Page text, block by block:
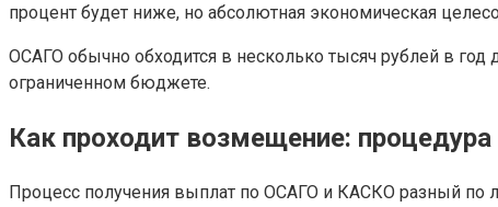
процент будет ниже, но абсолютная экономическая
ОСАГО обычно обходится в несколько тысяч рублей в год
ограниченном бюджете.
Как проходит возмещение:
Процесс получения выплат по ОСАГО и КАСКО разный по